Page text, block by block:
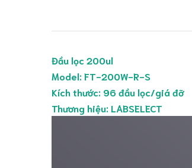
Đầu lọc 200ul
Model: FT-200W-R-S
Kích thước: 96 đầu lọc/giá đỡ
Thương hiệu: LABSELECT